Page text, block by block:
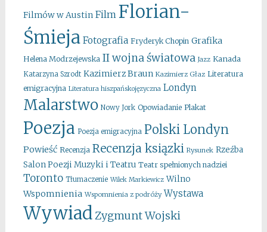
Filmów w Austin Film Florian-
Śmieja Fotografia Fryderyk Chopin Grafika
Helena Modrzejewska II wojna światowa Jazz Kanada
Katarzyna Szrodt Kazimierz Braun Kazimierz Głaz Literatura
emigracyjna Literatura hiszpańskojęzyczna Londyn
Malarstwo Nowy Jork Opowiadanie Plakat
Poezja Poezja emigracyjna Polski Londyn
Powieść Recenzja Recenzja ksiązki Rysunek Rzeźba
Salon Poezji Muzyki i Teatru Teatr spełnionych nadziei
Toronto Tłumaczenie Wilek Markiewicz Wilno
Wspomnienia Wspomnienia z podróży Wystawa
WywiadZygmunt Wojski